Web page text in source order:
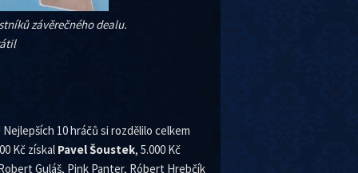
závěrečného dealu.
10 hráčů si rozdělilo celkem
Kč získal Pavel Šoustek, 5.000 Kč
Guláš, Pink Panter, Róbert Hrebčík